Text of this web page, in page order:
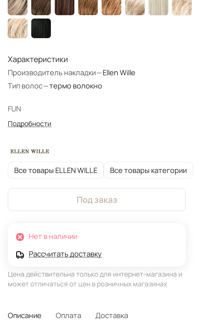
Характеристики
Производитель накладки—Ellen Wille
Тип волос—термо волокно
FUN
Подробности
Все товары ELLEN WILLE Все товары категории
Под заказ
Нет в наличии
Рассчитать доставку
Цена действительна только для интернет-магазина и
может отличаться от цен в розничных магазинах
Описание Оплата Доставка